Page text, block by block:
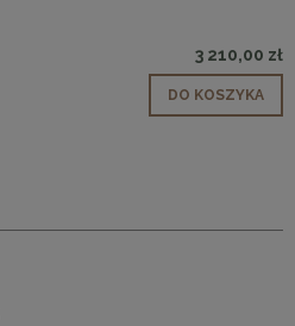
3 210,00 zł
DO KOSZYKA